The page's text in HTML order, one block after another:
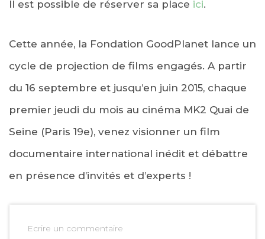
Il est possible de réserver sa place ici.
Cette année, la Fondation GoodPlanet lance un
cycle de projection de films engagés. A partir
du 16 septembre et jusqu’en juin 2015, chaque
premier jeudi du mois au cinéma MK2 Quai de
Seine (Paris 19e), venez visionner un film
documentaire international inédit et débattre
en présence d’invités et d’experts !
Ecrire un commentaire